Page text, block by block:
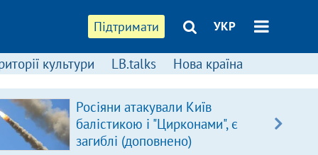
Підтримати УКР
культури LB.talks Нова країна
Росіяни атакували Київ
балістикою і "Цирконами", є
загиблі (доповнено)